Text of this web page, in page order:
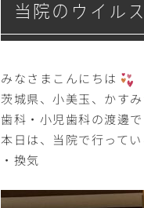
当院のウイル
みなさまこんにちは
茨城県、小美玉、かす
歯科・小児歯科の渡邊
本日は、当院で行って
・換気